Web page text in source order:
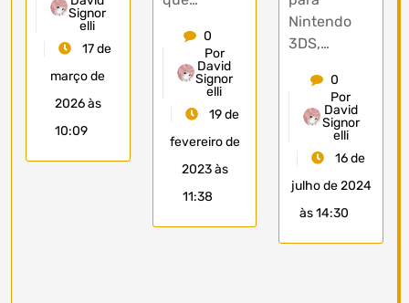
Signor
elli
17 de
março de
2026 às
10:09
0
Por
David
Signor
elli
19 de
fevereiro de
2023 às
11:38
Nintendo
3DS,…
0
Por
David
Signor
elli
16 de
julho de 2024
às 14:30